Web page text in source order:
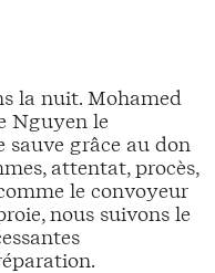
la nuit. Mohamed
Nguyen le
grâce au don
attentat, procès,
le convoyeur
nous suivons le